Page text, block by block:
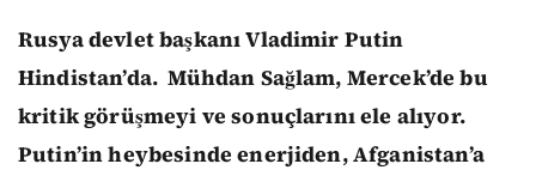
Rusya devlet başkanı Vladimir Putin
Hindistan’da. Mühdan Sağlam, Mercek’de bu
kritik görüşmeyi ve sonuçlarını ele alıyor.
Putin’in heybesinde enerjiden, Afganistan’a